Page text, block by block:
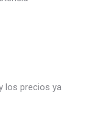
los precios ya